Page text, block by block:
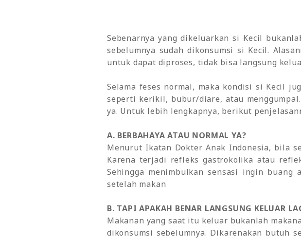
Sebenarnya yang dikeluarkan si Kecil
sebelumnya sudah dikonsumsi si Kecil.
untuk dapat diproses, tidak bisa langsung
Selama feses normal, maka kondisi si Kecil
seperti kerikil, bubur/diare, atau
ya. Untuk lebih lengkapnya, berikut
A. BERBAHAYA ATAU NORMAL YA?
Menurut Ikatan Dokter Anak Indonesia, bila
Karena terjadi refleks gastrokolika atau
Sehingga menimbulkan sensasi ingin
setelah makan
B. TAPI APAKAH BENAR LANGSUNG KELUAR
Makanan yang saat itu keluar bukanlah
dikonsumsi sebelumnya. Dikarenakan butuh